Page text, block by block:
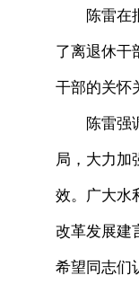
陈雷在批
了离退休干
干部的关怀
陈雷强调
局，大力加
效。广大水
改革发展建
希望同志们